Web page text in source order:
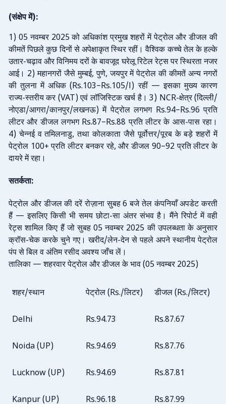
(संक्षेपमें):
1) 05नवम्बर2025को अधिकांश प्रमुख शहरों में पेट्रोल और डीजल की
कीमतेंपिछलेकुछदिनोंसेअपेक्षाकृतस्थिररहीं। वैश्विककच्चेतेलकेहल्के
उतार-चढ़ावऔरविनिमयदरोंकेबावजूदघरेलूरिटेलरेट्सपरस्थिरतानजर
आई। 2)महानगरों जैसे मुम्बई,पुणे,जयपुर में पेट्रोल की कीमतें अन्य नगरों
की तुलना में अधिक(Rs.103–Rs.105/l)रहीं—इसका मुख्य कारण
राज्य-स्तरीय कर(VAT)एवं लॉजिस्टिक खर्च है। 3) NCR-क्षेत्र(दिल्ली/
नोएडा/आगरा/कानपुर/लखनऊ)में पेट्रोल लगभग Rs.94–Rs.96प्रति
लीटर और डीजल लगभग Rs.87–Rs.88प्रति लीटर के आस-पास रहा।
4)चेन्नई व तमिलनाडु,तथा कोलकाता जैसे पूर्वोत्तर/पूरब के बड़े शहरों में
पेट्रोल 100+प्रति लीटर बनकर रहे,और डीजल 90–92प्रति लीटर के
दायरेमेंरहा।
सतर्कता:
पेट्रोल और डीजल की दरें रोज़ाना सुबह6बजे तेल कंपनियाँ अपडेट करती
हैं —इसलिए किसी भी समय छोटा-सा अंतर संभव है। मैंने रिपोर्ट में वही
रेट्स शामिल किए हैं जो सुबह05नवम्बर2025की उपलब्धता के अनुसार
क्रॉस-चेक करके चुने गए। खरीद/लेन-देन से पहले अपने स्थानीय पेट्रोल
पंपसेबिलवअंतिमरसीदअवश्यजाँचलें।
तालिका —शहरवारपेट्रोलऔरडीजलकेभाव(05नवम्बर2025)
शहर/स्थान पेट्रोल(Rs./लिटर) डीजल(Rs./लिटर)
Delhi Rs.94.73 Rs.87.67
Noida (UP) Rs.94.69 Rs.87.76
Lucknow (UP) Rs.94.69 Rs.87.81
Kanpur (UP) Rs.96.18 Rs.87.99